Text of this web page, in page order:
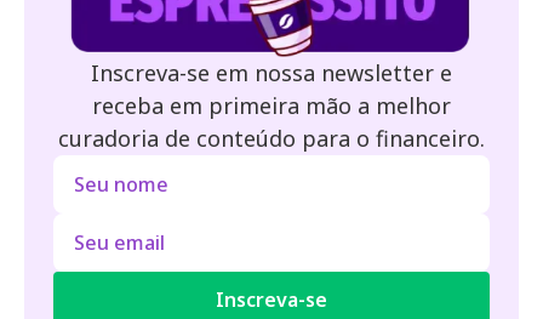
Inscreva-se em nossa newsletter e
receba em primeira mão a melhor
curadoria de conteúdo para o financeiro.